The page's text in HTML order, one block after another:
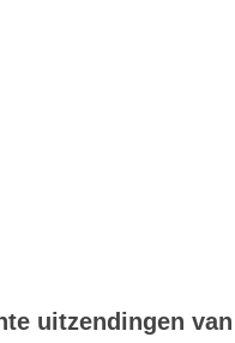
uitzendingen van